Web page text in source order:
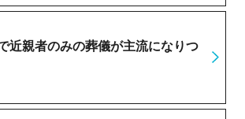
近親者のみの葬儀が主流になりつ